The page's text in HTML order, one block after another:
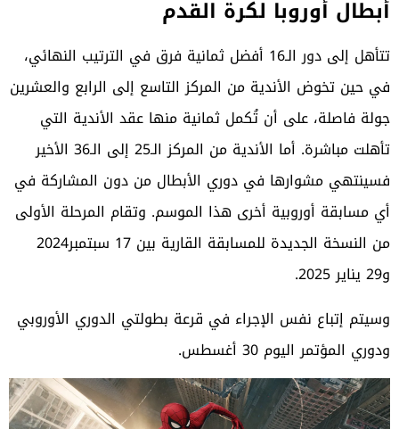
أبطال أوروبا لكرة القدم
تتأهل إلى دور الـ16 أفضل ثمانية فرق في الترتيب النهائي،
في حين تخوض الأندية من المركز التاسع إلى الرابع والعشرين
جولة فاصلة، على أن تُكمل ثمانية منها عقد الأندية التي
تأهلت مباشرة. أما الأندية من المركز الـ25 إلى الـ36 الأخير
فسينتهي مشوارها في دوري الأبطال من دون المشاركة في
أي مسابقة أوروبية أخرى هذا الموسم. وتقام المرحلة الأولى
من النسخة الجديدة للمسابقة القارية بين 17 سبتمبر2024
و29 يناير 2025.
وسيتم إتباع نفس الإجراء في قرعة بطولتي الدوري الأوروبي
ودوري المؤتمر اليوم 30 أغسطس.